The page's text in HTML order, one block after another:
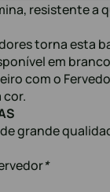
resistente a
torna esta
em
com o
cor.
grande
*